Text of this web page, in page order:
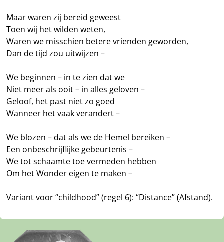
Maar waren zij bereid geweest
Toen wij het wilden weten,
Waren we misschien betere vrienden geworden,
Dan de tijd zou uitwijzen –
We beginnen – in te zien dat we
Niet meer als ooit – in alles geloven –
Geloof, het past niet zo goed
Wanneer het vaak verandert –
We blozen – dat als we de Hemel bereiken –
Een onbeschrijflijke gebeurtenis –
We tot schaamte toe vermeden hebben
Om het Wonder eigen te maken –
Variant voor “childhood” (regel 6): “Distance” (Afstand).